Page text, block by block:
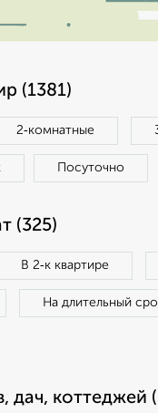
(1381)
2‑комнатные
Посуточно
(325)
В 2‑к квартире
На длительный
дач, коттеджей